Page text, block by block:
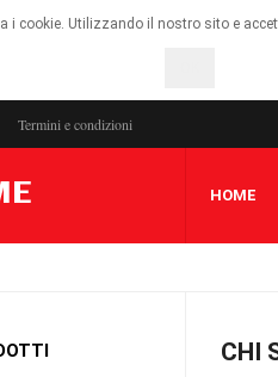
i cookie. Utilizzando il nostro sito e
Termini e condizioni
HOME
CHI